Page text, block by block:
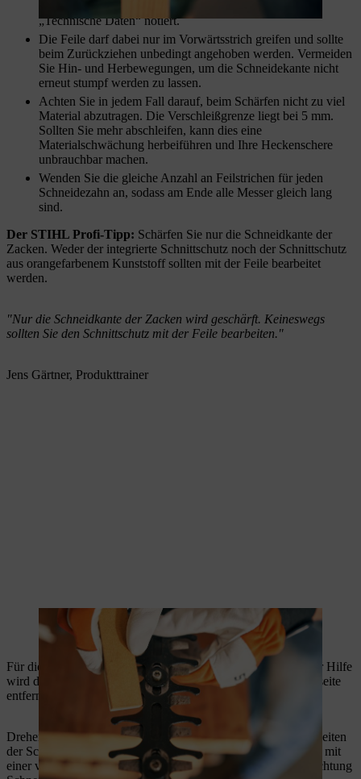
„Technische Daten“ notiert.
Die Feile darf dabei nur im Vorwärtsstrich greifen und sollte
beim Zurückziehen unbedingt angehoben werden. Vermeiden
Sie Hin- und Herbewegungen, um die Schneidekante nicht
erneut stumpf werden zu lassen.
Achten Sie in jedem Fall darauf, beim Schärfen nicht zu viel
Material abzutragen. Die Verschleißgrenze liegt bei 5 mm.
Sollten Sie mehr abschleifen, kann dies eine
Materialschwächung herbeiführen und Ihre Heckenschere
unbrauchbar machen.
Wenden Sie die gleiche Anzahl an Feilstrichen für jeden
Schneidezahn an, sodass am Ende alle Messer gleich lang
sind.
Der STIHL Profi-Tipp: Schärfen Sie nur die Schneidkante der
Zacken. Weder der integrierte Schnittschutz noch der Schnittschutz
aus orangefarbenem Kunststoff sollten mit der Feile bearbeitet
werden.
"Nur die Schneidkante der Zacken wird geschärft. Keineswegs
sollten Sie den Schnittschutz mit der Feile bearbeiten."
Jens Gärtner, Produkttrainer
Für diesen Schritt benötigen Sie einenAbziehstein
. Mit seiner Hilfe
wird der beim Schärfen entstehende Grat auf der Messerunterseite
entfernt.
Drehen Sie dafür die Heckenschere so um, dass Sie die Rückseiten
der Schneiden bearbeiten können. Ziehen Sie den Abziehstein mit
einer vorsichtigen Wischbewegung entlang des Messers in Richtung